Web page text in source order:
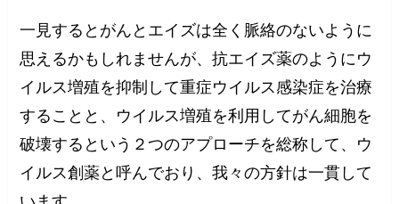
一見するとがんとエイズは全く脈絡のないように
思えるかもしれませんが、抗エイズ薬のようにウ
イルス増殖を抑制して重症ウイルス感染症を治療
することと、ウイルス増殖を利用してがん細胞を
破壊するという２つのアプローチを総称して、ウ
イルス創薬と呼んでおり、我々の方針は一貫して